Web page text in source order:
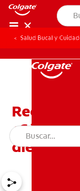
Salud Bucal y
¿Cómo
dientes